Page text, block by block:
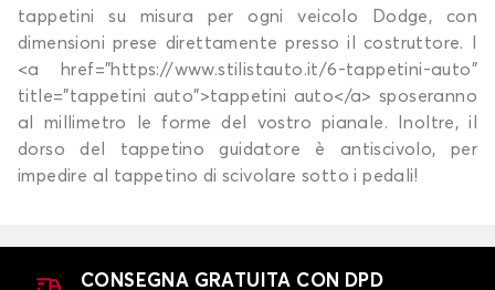
tappetini su misura per ogni veicolo Dodge, con
dimensioni prese direttamente presso il costruttore. I
<a href="https://www.stilistauto.it/6-tappetini-auto"
title="tappetini auto">tappetini auto</a> sposeranno
al millimetro le forme del vostro pianale. Inoltre, il
dorso del tappetino guidatore è antiscivolo, per
impedire al tappetino di scivolare sotto i pedali!
CONSEGNA GRATUITA CON DPD